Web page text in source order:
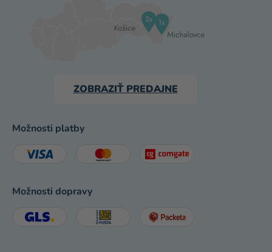
ZOBRAZIŤ PREDAJNE
Možnosti platby
Možnosti dopravy